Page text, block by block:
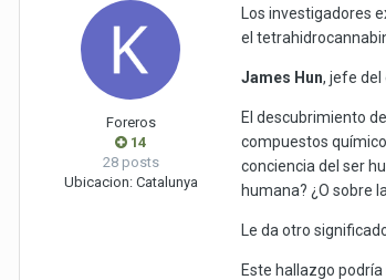
Foreros
14
28 posts
Ubicacion: Catalunya
Los investigadores
el
James Hun, jefe del
El descubrimiento
compuestos
conciencia del ser
humana? ¿O sobre
Le da otro
Este hallazgo